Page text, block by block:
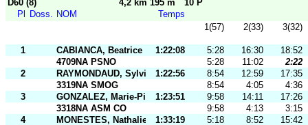
D60 (8) 4,2 km 195 m
10 P
Pl
Doss. NOM
Temps
1(57)
2(33) 3(32)
1 CABIANCA, Beatrice 1:22:08 5:28 16:30
18:52
4709NA PSNO
5:28 11:02
2:22
2
RAYMONDAUD, Sylvie 1:22:56 8:54 12:59
17:35
3319NA SMOG
8:54 4:05
4:36
3
GONZALEZ, Marie-Pierre1:23:51 9:58 14:11
17:26
3318NA ASM CO
9:58 4:13
3:15
4
MONESTES, Nathalie 1:33:19 5:18 8:52
15:42